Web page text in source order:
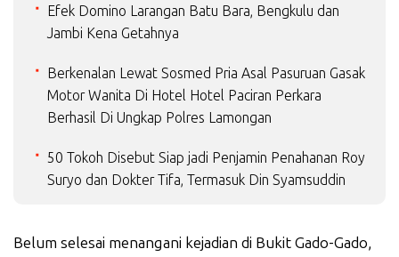
Efek Domino Larangan Batu Bara, Bengkulu dan
Jambi Kena Getahnya
Berkenalan Lewat Sosmed Pria Asal Pasuruan Gasak
Motor Wanita Di Hotel Hotel Paciran Perkara
Berhasil Di Ungkap Polres Lamongan
50 Tokoh Disebut Siap jadi Penjamin Penahanan Roy
Suryo dan Dokter Tifa, Termasuk Din Syamsuddin
Belum selesai menangani kejadian di Bukit Gado-Gado,